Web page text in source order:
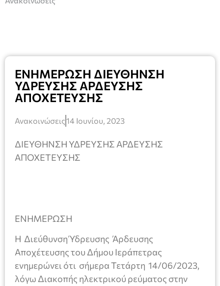
ΕΝΗΜΕΡΩΣΗ ΔΙΕΥΘΗΝΣΗ
ΥΔΡΕΥΣΗΣ ΑΡΔΕΥΣΗΣ
ΑΠΟΧΕΤΕΥΣΗΣ
Ανακοινώσεις14 Ιουνίου, 2023
ΔΙΕΥΘΗΝΣΗ ΥΔΡΕΥΣΗΣ ΑΡΔΕΥΣΗΣ
ΑΠΟΧΕΤΕΥΣΗΣ
ΕΝΗΜΕΡΩΣΗ
Η Διεύθυνση Ύδρευσης Άρδευσης
Αποχέτευσης του Δήμου Ιεράπετρας
ενημερώνει ότι σήμερα Τετάρτη 14/06/2023,
λόγω Διακοπής ηλεκτρικού ρεύματος στην